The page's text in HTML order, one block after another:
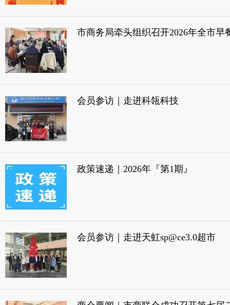
市商务局牵头组织召开2026年全市早
会员参访｜走进科瓴科技
政策速递｜2026年『第1期』
会员参访｜走进天虹sp@ce3.0超市